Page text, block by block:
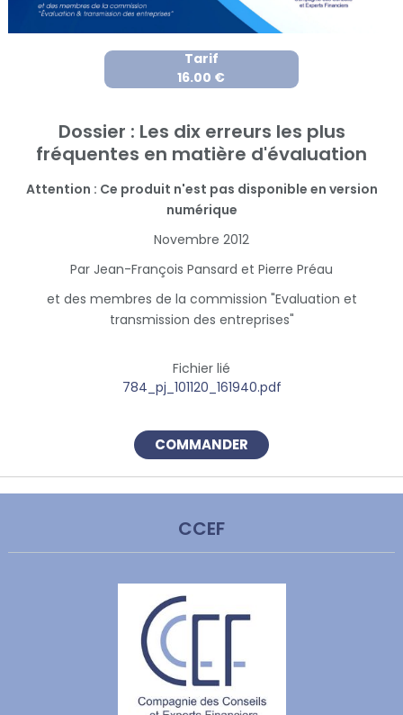
Tarif
16.00 €
Dossier : Les dix erreurs les plus
fréquentes en matière d'évaluation
Attention : Ce produit n'est pas disponible en version
numérique
Novembre 2012
Par Jean-François Pansard et Pierre Préau
et des membres de la commission "Evaluation et
transmission des entreprises"
Fichier lié
784_pj_101120_161940.pdf
COMMANDER
CCEF